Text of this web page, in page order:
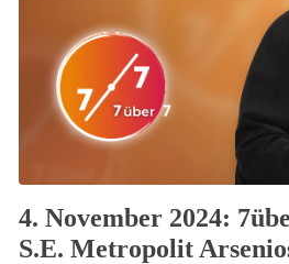
4. November 2024:
S.E. Metropolit